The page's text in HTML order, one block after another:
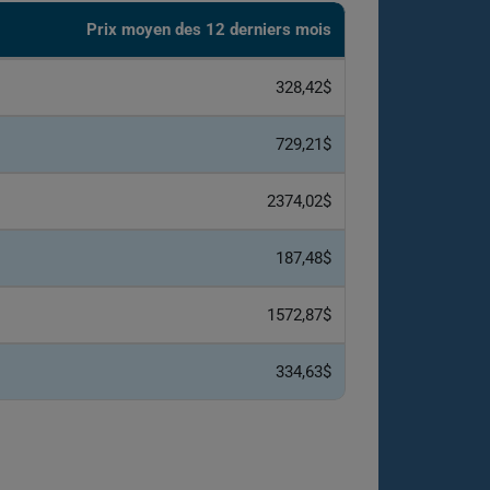
Prix ​​moyen des 12 derniers mois
328,42$
729,21$
2374,02$
187,48$
1572,87$
334,63$